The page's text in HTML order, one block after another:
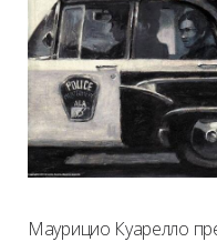
Маурицио Куарелло